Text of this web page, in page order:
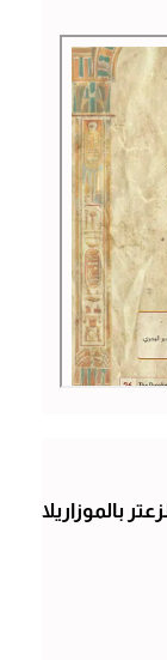
بالموزاريلا